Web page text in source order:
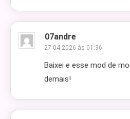
07andre
27.04.2026 às 01:36
Baixei e esse mod de
demais!